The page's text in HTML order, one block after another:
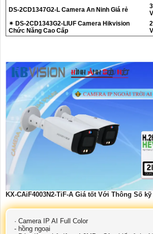
DS-2CD1347G2-L Camera An Ninh Giá rẻ
✴ DS-2CD1343G2-LIUF Camera Hikvision
Chức Năng Cao Cấp
KX-CAiF4003N2-TiF-A Giá tốt Với Thông Số
· Camera IP AI Full Color
- hồng ngoại